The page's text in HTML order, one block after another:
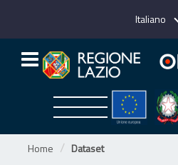
Italiano
Home Dataset